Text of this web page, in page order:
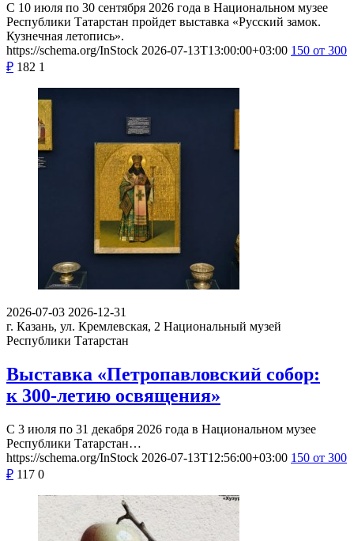
С 10 июля по 30 сентября 2026 года в Национальном музее
Республики Татарстан пройдет выставка «Русский замок.
Кузнечная летопись».
https://schema.org/InStock 2026-07-13T13:00:00+03:00 150 от 300
₽ 182 1
2026-07-03 2026-12-31
г. Казань, ул. Кремлевская, 2 Национальный музей
Республики Татарстан
Выставка «Петропавловский собор:
к 300-летию освящения»
С 3 июля по 31 декабря 2026 года в Национальном музее
Республики Татарстан…
https://schema.org/InStock 2026-07-13T12:56:00+03:00 150 от 300
₽ 117 0